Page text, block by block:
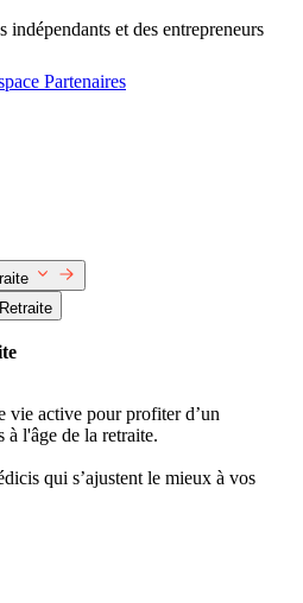
indépendants et des entrepreneurs
Partenaires
vie active pour profiter d’un
à l'âge de la retraite.
qui s’ajustent le mieux à vos